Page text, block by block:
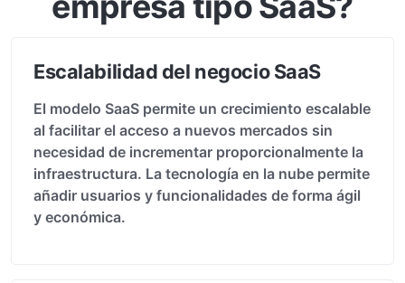
Escalabilidad del negocio SaaS
El modelo SaaS permite un crecimiento escalable
al facilitar el acceso a nuevos mercados sin
necesidad de incrementar proporcionalmente la
infraestructura. La tecnología en la nube permite
añadir usuarios y funcionalidades de forma ágil
y económica.